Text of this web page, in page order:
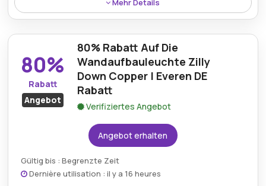
Mehr Details
Erhalten Sie mit den Gutscheinangeboten von
Everen.de einen unglaublichen Rabatt von 85% auf
die bezaubernde Wandleuchte „Sweet“, die sich
ideal zur Verbesserung der
Innenbeleuchtungsatmosphäre eignet.
80%
Rabatt
Angebot
80% Rabatt Auf Die
Wandaufbauleuchte Zilly
Down Copper | Everen DE
Rabatt
Verifiziertes Angebot
Angebot erhalten
Gültig bis : Begrenzte Zeit
Dernière utilisation : il y a 16 heures